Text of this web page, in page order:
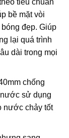
bề mặt vòi
đẹp. Giúp
lại quá trình
dài trong mọi
chống
nước sử dụng
nước chảy tốt